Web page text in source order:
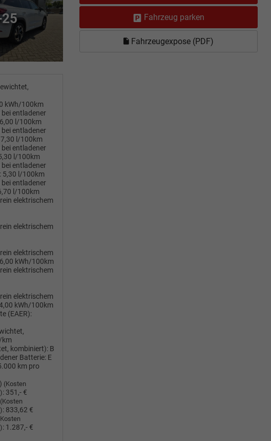
Fahrzeug parken
Fahrzeugexpose (PDF)
kWh/100km
entladener
6,00 l/100km
entladener
7,30 l/100km
entladener
l/100km
entladener
5,30 l/100km
entladener
l/100km
elektrischem
elektrischem
elektrischem
kWh/100km
elektrischem
elektrischem
kWh/100km
(EAER):
km
kombiniert): B
Batterie: E
km pro
(Kosten
: 351,- €
(Kosten
: 833,62 €
: 1.287,- €